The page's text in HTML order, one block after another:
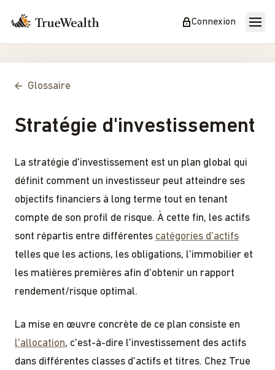
Connexion
Glossaire
Stratégie d'investissement
La stratégie d'investissement est un plan global qui
définit comment un investisseur peut atteindre ses
objectifs financiers à long terme tout en tenant
compte de son profil de risque. À cette fin, les actifs
sont répartis entre différentes catégories d'actifs
telles que les actions, les obligations, l'immobilier et
les matières premières afin d'obtenir un rapport
rendement/risque optimal.
La mise en œuvre concrète de ce plan consiste en
l'allocation, c'est-à-dire l'investissement des actifs
dans différentes classes d'actifs et titres. Chez True